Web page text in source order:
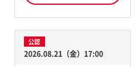
公認
2026.08.21（金）17:00